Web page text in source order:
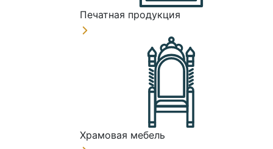
Печатная продукция
Храмовая мебель